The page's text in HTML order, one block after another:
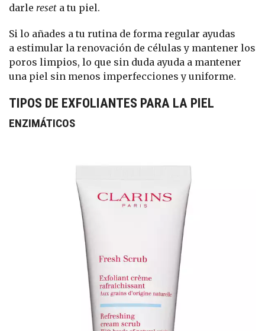
darle reset a tu piel.
Si lo añades a tu rutina de forma regular ayudas
a estimular la renovación de células y mantener los
poros limpios, lo que sin duda ayuda a mantener
una piel sin menos imperfecciones y uniforme.
TIPOS DE EXFOLIANTES PARA LA PIEL
ENZIMÁTICOS